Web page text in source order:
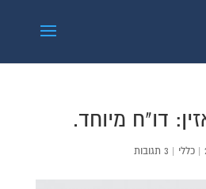
דו"ח מיוחד.
| כללי 3 תגובות